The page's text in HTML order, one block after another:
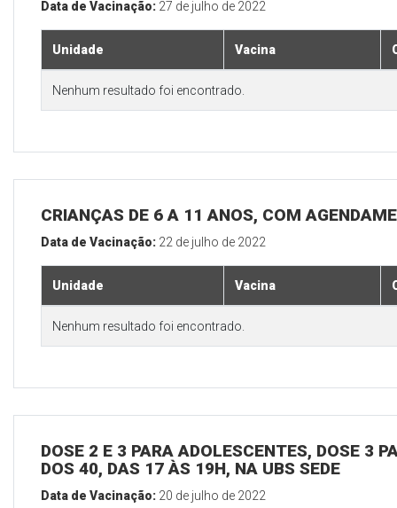
Data de Vacinação: 27 de julho de 2022
Unidade Vacina
Nenhum resultado foi encontrado.
CRIANÇAS DE 6 A 11 ANOS, COM
Data de Vacinação: 22 de julho de 2022
Unidade Vacina
Nenhum resultado foi encontrado.
DOSE 2 E 3 PARA ADOLESCENTES, DOSE 3
DOS 40, DAS 17 ÀS 19H, NA UBS SEDE
Data de Vacinação: 20 de julho de 2022